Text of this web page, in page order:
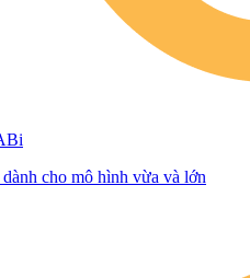
cho mô hình vừa và lớn